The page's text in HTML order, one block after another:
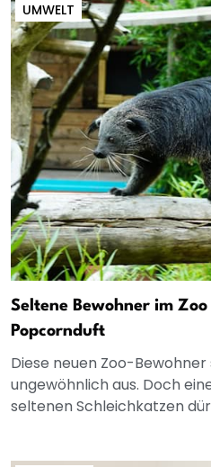
UMWELT
Seltene Bewohner im
Popcornduft
Diese neuen Zoo-
ungewöhnlich aus. Doch
seltenen Schleichkatzen